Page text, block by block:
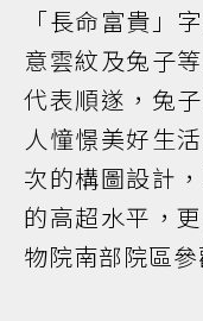
「長命富貴」
意雲紋及兔子
代表順遂，兔
人憧憬美好生
次的構圖設計
的高超水平，
物院南部院區